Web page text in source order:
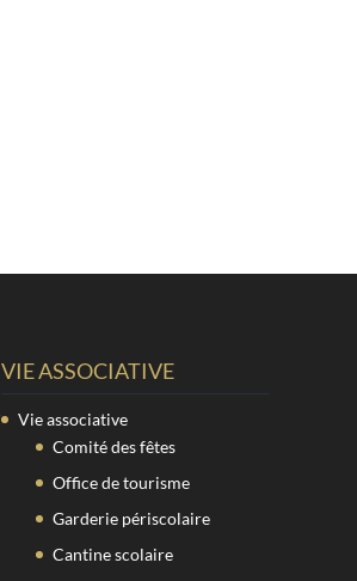
VIE ASSOCIATIVE
Vie associative
Comité des fêtes
Office de tourisme
Garderie périscolaire
Cantine scolaire